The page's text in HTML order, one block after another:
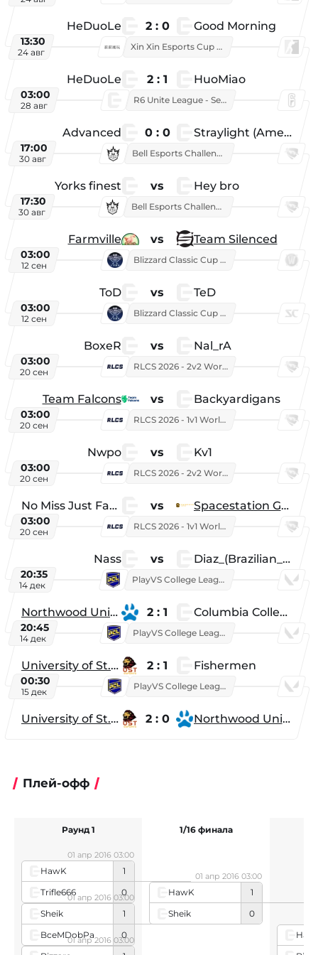
HeDuoLe 2 : 0 Good Morning
13:30
24 авг
Xin Xin Esports Cup 2026
HeDuoLe 2 : 1 HuoMiao
03:00
28 авг
R6 Unite League - Season 1
Advanced 0 : 0 Straylight (American team)
17:00
30 авг
Bell Esports Challenge 2026
Yorks finest vs Hey bro
17:30
30 авг
Bell Esports Challenge 2026
Farmville vs Team Silenced
03:00
12 сен
Blizzard Classic Cup 2026
ToD vs TeD
03:00
12 сен
Blizzard Classic Cup 2026
BoxeR vs Nal_rA
03:00
20 сен
RLCS 2026 - 2v2 World Championship
Team Falcons vs Backyardigans
03:00
20 сен
RLCS 2026 - 1v1 World Championship
Nwpo vs Kv1
03:00
20 сен
RLCS 2026 - 2v2 World Championship
No Miss Just Fake vs Spacestation Gaming
03:00
20 сен
RLCS 2026 - 1v1 World Championship
Nass vs Diaz_(Brazilian_Player)
20:35
14 дек
PlayVS College League 2025: Fall
Northwood University 2 : 1 Columbia College
20:45
14 дек
PlayVS College League 2025: Fall
University of St. Thomas 2 : 1 Fishermen
00:30
15 дек
PlayVS College League 2025: Fall
University of St. Thomas 2 : 0 Northwood University
Плей-офф
HawK
1
Trifle666
0
01 апр 2016 03:00
Sheik
1
BceMDobPa
0
01 апр 2016 03:00
01 апр 2016 03:00
Раунд 1
HawK
1
Sheik
0
01 апр 2016 03:00
1/16 финала